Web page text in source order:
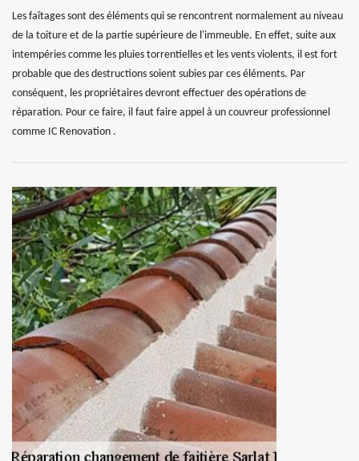
Les faîtages sont des éléments qui se rencontrent normalement au niveau
de la toiture et de la partie supérieure de l'immeuble. En effet, suite aux
intempéries comme les pluies torrentielles et les vents violents, il est fort
probable que des destructions soient subies par ces éléments. Par
conséquent, les propriétaires devront effectuer des opérations de
réparation. Pour ce faire, il faut faire appel à un couvreur professionnel
comme IC Renovation .